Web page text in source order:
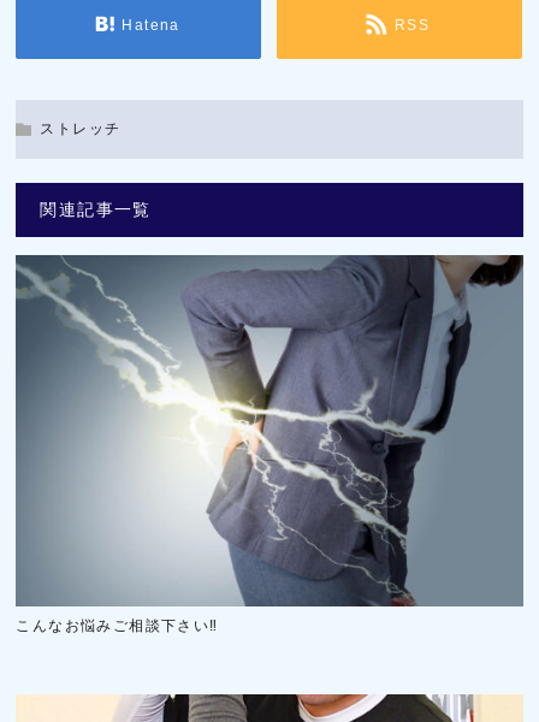
Hatena RSS
ストレッチ
関連記事一覧
こんなお悩みご相談下さい‼️